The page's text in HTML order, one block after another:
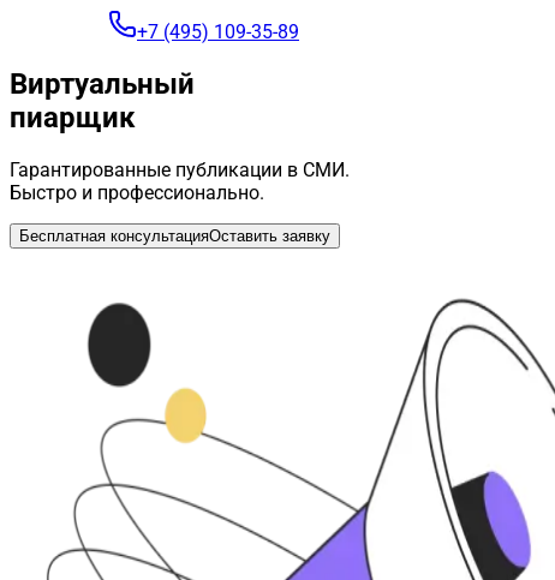
+7 (495) 109-35-89
Виртуальный
пиарщик
Гарантированные публикации в СМИ.
Быстро и профессионально.
Бесплатная консультацияОставить заявку